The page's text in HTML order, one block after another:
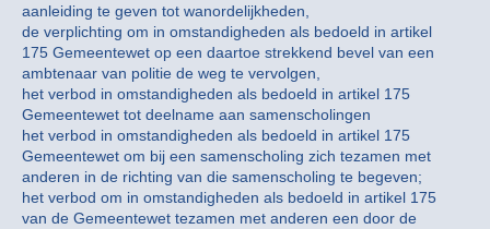
aanleiding te geven tot wanordelijkheden,
de verplichting om in omstandigheden als bedoeld in artikel
175 Gemeentewet op een daartoe strekkend bevel van een
ambtenaar van politie de weg te vervolgen,
het verbod in omstandigheden als bedoeld in artikel 175
Gemeentewet tot deelname aan samenscholingen
het verbod in omstandigheden als bedoeld in artikel 175
Gemeentewet om bij een samenscholing zich tezamen met
anderen in de richting van die samenscholing te begeven;
het verbod om in omstandigheden als bedoeld in artikel 175
van de Gemeentewet tezamen met anderen een door de